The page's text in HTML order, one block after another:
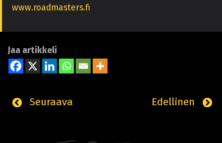
www.roadmasters.fi
Jaa artikkeli
Edellinen
Seuraava